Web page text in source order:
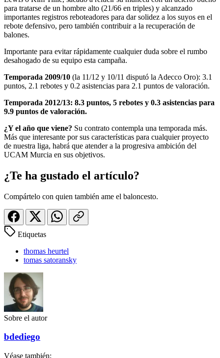
para tratarse de un hombre alto (21/66 en triples) y alcanzado
importantes registros reboteadores para dar solidez a los suyos en el
rebote defensivo, pero también contribuir a la recuperación de
balones.
Importante para evitar rápidamente cualquier duda sobre el rumbo
desahogado de su equipo esta campaña.
Temporada 2009/10 (la 11/12 y 10/11 disputó la Adecco Oro): 3.1
puntos, 2.1 rebotes y 0.2 asistencias para 2.1 puntos de valoración.
Temporada 2012/13: 8.3 puntos, 5 rebotes y 0.3 asistencias para
9.9 puntos de valoración.
¿Y el año que viene? Su contrato contempla una temporada más.
Más que interesante por sus características para cualquier proyecto
de nuestra liga, habrá que atender a la progresiva ambición del
UCAM Murcia en sus objetivos.
¿Te ha gustado el artículo?
Compártelo con quien también ame el baloncesto.
Etiquetas
thomas heurtel
tomas satoransky
Sobre el autor
bdediego
Véase también: